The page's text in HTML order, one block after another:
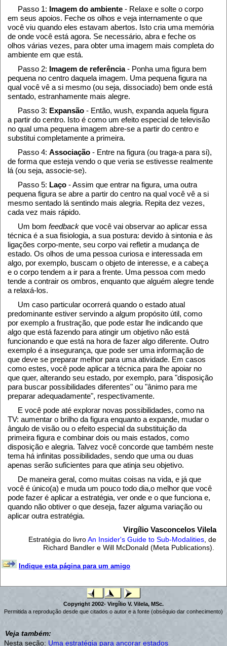
Passo 1: Imagem do ambiente - Relaxe e solte o corpo
em seus apoios. Feche os olhos e veja internamente o que
você viu quando eles estavam abertos. Isto cria uma memória
de onde você está agora. Se necessário, abra e feche os
olhos várias vezes, para obter uma imagem mais completa do
ambiente em que está.
Passo 2: Imagem de referência- Ponha uma figura bem
pequena no centro daquela imagem. Uma pequena figura na
qual você vê a si mesmo (ou seja, dissociado) bem onde está
sentado, estranhamente mais alegre.
Passo 3: Expansão - Então, wush, expanda aquela figura
a partir do centro. Isto é como um efeito especial de televisão
no qual uma pequena imagem abre-se a partir do centro e
substitui completamente a primeira.
Passo 4: Associação - Entre na figura (ou traga-a para si),
de forma que esteja vendo o que veria se estivesse realmente
lá (ou seja, associe-se).
Passo 5: Laço - Assim que entrar na figura, uma outra
pequena figura se abre a partir do centro na qual você vê a si
mesmo sentado lá sentindo mais alegria. Repita dez vezes,
cada vez mais rápido.
Um bom feedback que você vai observar ao aplicar essa
técnica é a sua fisiologia, a sua postura: devido à sintonia e às
ligações corpo-mente, seu corpo vai refletir a mudança de
estado. Os olhos de uma pessoa curiosa e interessada em
algo, por exemplo, buscam o objeto de interesse, e a cabeça
e o corpo tendem a ir para a frente. Uma pessoa com medo
tende a contrair os ombros, enquanto que alguém alegre tende
a relaxá-los.
Um caso particular ocorrerá quando o estado atual
predominante estiver servindo a algum propósito útil, como
por exemplo a frustração, que pode estar lhe indicando que
algo que está fazendo para atingir um objetivo não está
funcionando e que está na hora de fazer algo diferente. Outro
exemplo é a insegurança, que pode ser uma informação de
que deve se preparar melhor para uma atividade. Em casos
como estes, você pode aplicar a técnica para lhe apoiar no
que quer, alterando seu estado, por exemplo, para "disposição
para buscar possibilidades diferentes" ou "ânimo para me
preparar adequadamente", respectivamente.
E você pode até explorar novas possibilidades, como na
TV: aumentar o brilho da figura enquanto a expande, mudar o
ângulo de visão ou o efeito especial da substituição da
primeira figura e combinar dois ou mais estados, como
disposição e alegria. Talvez você concorde que também neste
tema há infinitas possibilidades, sendo que uma ou duas
apenas serão suficientes para que atinja seu objetivo.
De maneira geral, como muitas coisas na vida, e já que
você é único(a) e muda um pouco todo dia,o melhor que você
pode fazer é aplicar a estratégia, ver onde e o que funciona e,
quando não obtiver o que deseja, fazer alguma variação ou
aplicar outra estratégia.
Virgílio Vasconcelos Vilela
Estratégia do livroAn Insider's Guide to Sub-Modalities , de
Richard Bandler e Will McDonald (Meta Publications).
Indique esta página para um amigo
Copyright 2002- Virgílio V. Vilela, MSc.
Permitida a reprodução desde que citados o autor e a fonte (obséquio dar conhecimento)
Veja também:
Nesta seção: Uma estratégia para ancorar estados